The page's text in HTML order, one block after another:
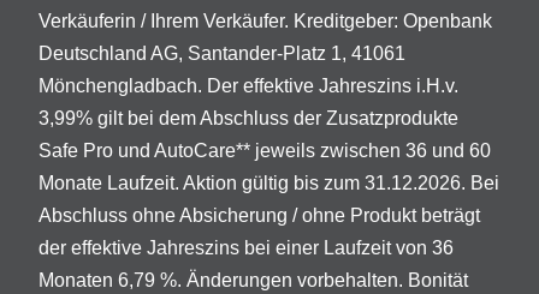
Verkäuferin / Ihrem Verkäufer. Kreditgeber: Openbank
Deutschland AG, Santander-Platz 1, 41061
Mönchengladbach. Der effektive Jahreszins i.H.v.
3,99% gilt bei dem Abschluss der Zusatzprodukte
Safe Pro und AutoCare** jeweils zwischen 36 und 60
Monate Laufzeit. Aktion gültig bis zum 31.12.2026. Bei
Abschluss ohne Absicherung / ohne Produkt beträgt
der effektive Jahreszins bei einer Laufzeit von 36
Monaten 6,79 %. Änderungen vorbehalten. Bonität